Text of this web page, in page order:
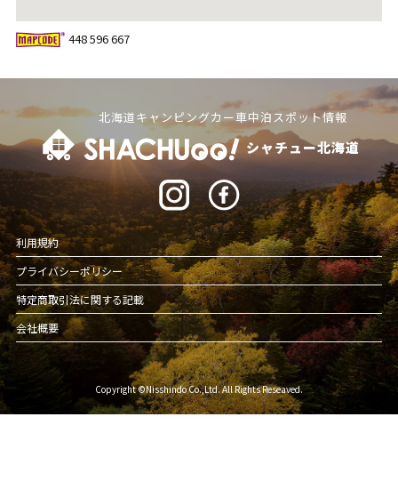
448 596 667
北海道キャンピングカー車中泊スポット情報
シャチュー北海道
利用規約
プライバシーポリシー
特定商取引法に関する記載
会社概要
Copyright ©Nisshindo Co.,Ltd. All Rights Reseaved.